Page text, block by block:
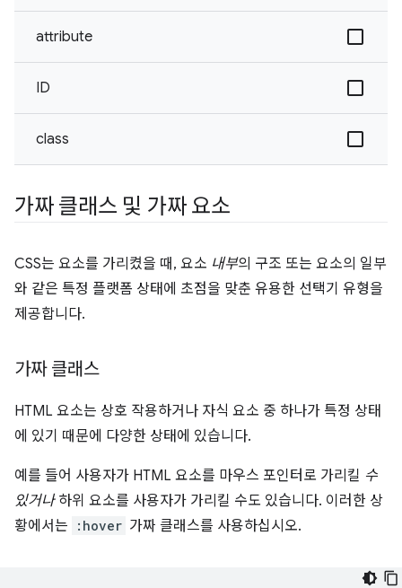
attribute
ID
class
가짜 클래스 및 가짜 요소
CSS는 요소를 가리켰을 때, 요소 내부의 구조 또는 요소의 일부
와 같은 특정 플랫폼 상태에 초점을 맞춘 유용한 선택기 유형을
제공합니다.
가짜 클래스
HTML 요소는 상호 작용하거나 자식 요소 중 하나가 특정 상태
에 있기 때문에 다양한 상태에 있습니다.
예를 들어 사용자가 HTML 요소를 마우스 포인터로 가리킬 수
있거나하위 요소를 사용자가 가리킬 수도 있습니다. 이러한 상
황에서는
:hover 가짜 클래스를 사용하십시오.